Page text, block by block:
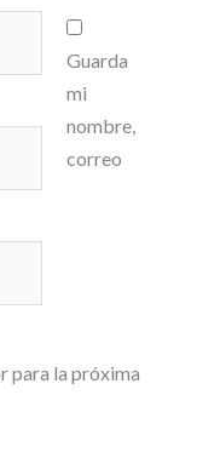
Guarda
mi
nombre,
correo
para la próxima